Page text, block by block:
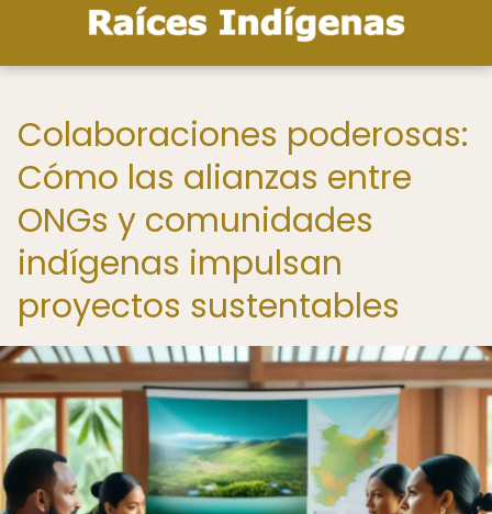
Colaboraciones poderosas:
Cómo las alianzas entre
ONGs y comunidades
indígenas impulsan
proyectos sustentables